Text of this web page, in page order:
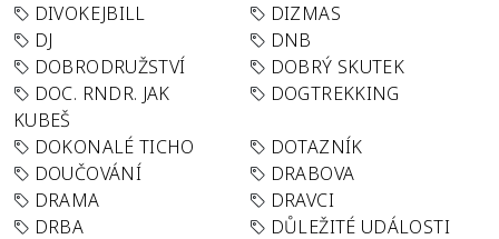
DIVOKEJBILL
DIZMAS
DJ
DNB
DOBRODRUŽSTVÍ
DOBRÝ SKUTEK
DOC. RNDR. JAK
KUBEŠ
DOGTREKKING
DOKONALÉ TICHO
DOTAZNÍK
DOUČOVÁNÍ
DRABOVA
DRAMA
DRAVCI
DRBA
DŮLEŽITÉ UDÁLOSTI